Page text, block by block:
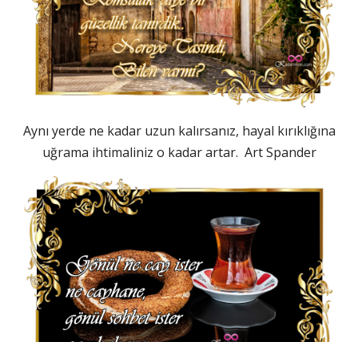
Aynı yerde ne kadar uzun kalırsanız, hayal kırıklığına
uğrama ihtimaliniz o kadar artar. Art Spander